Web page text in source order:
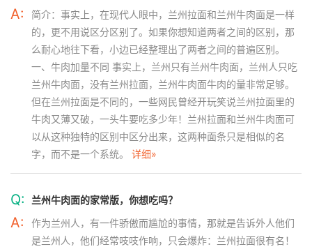
A:
简介：事实上，在现代人眼中，兰州拉面和兰州牛肉面是一样
的，更不用说区分区别了。如果你想知道两者之间的区别，那
么耐心地往下看，小边已经整理出了两者之间的普遍区别。
一、牛肉加量不同 事实上，兰州只有兰州牛肉面，兰州人只吃
兰州牛肉面，没有兰州拉面，兰州牛肉面牛肉的量非常足够。
但在兰州拉面是不同的，一些网民曾经开玩笑说兰州拉面里的
牛肉又薄又破，一头牛要吃多少年！兰州拉面和兰州牛肉面可
以从这种独特的区别中区分出来，这两种面条只是相似的名
字，而不是一个系统。 详细»
Q: 兰州牛肉面的家常版，你想吃吗？
A:
作为兰州人，有一件骄傲而尴尬的事情，那就是告诉外人他们
是兰州人，他们经常吱吱作响，只会爆炸：兰州拉面很有名！